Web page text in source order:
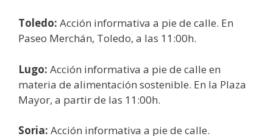
Toledo: Acción informativa a pie de calle. En
Paseo Merchán, Toledo, a las 11:00h.
Lugo: Acción informativa a pie de calle en
materia de alimentación sostenible. En la Plaza
Mayor, a partir de las 11:00h.
Soria: Acción informativa a pie de calle.